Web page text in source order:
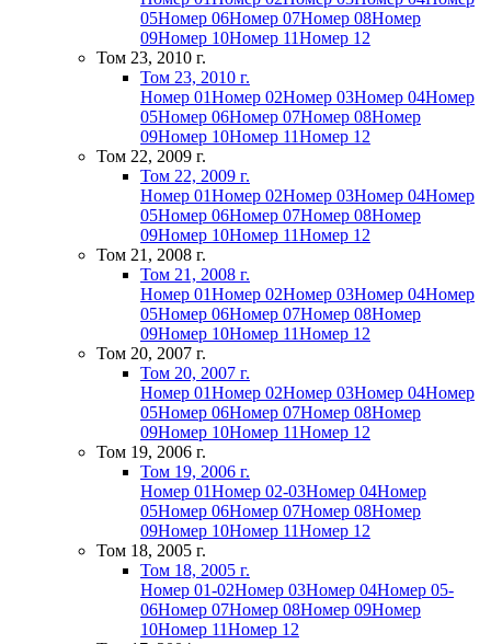
05Номер 06Номер 07Номер 08Номер
09Номер 10Номер 11Номер 12
Том 23, 2010 г.
Том 23, 2010 г.
Номер 01Номер 02Номер 03Номер 04Номер
05Номер 06Номер 07Номер 08Номер
09Номер 10Номер 11Номер 12
Том 22, 2009 г.
Том 22, 2009 г.
Номер 01Номер 02Номер 03Номер 04Номер
05Номер 06Номер 07Номер 08Номер
09Номер 10Номер 11Номер 12
Том 21, 2008 г.
Том 21, 2008 г.
Номер 01Номер 02Номер 03Номер 04Номер
05Номер 06Номер 07Номер 08Номер
09Номер 10Номер 11Номер 12
Том 20, 2007 г.
Том 20, 2007 г.
Номер 01Номер 02Номер 03Номер 04Номер
05Номер 06Номер 07Номер 08Номер
09Номер 10Номер 11Номер 12
Том 19, 2006 г.
Том 19, 2006 г.
Номер 01Номер 02-03Номер 04Номер
05Номер 06Номер 07Номер 08Номер
09Номер 10Номер 11Номер 12
Том 18, 2005 г.
Том 18, 2005 г.
Номер 01-02Номер 03Номер 04Номер 05-
06Номер 07Номер 08Номер 09Номер
10Номер 11Номер 12